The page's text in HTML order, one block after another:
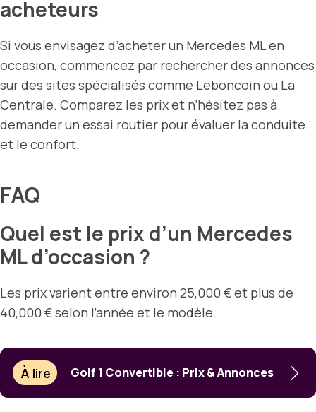
acheteurs
Si vous envisagez d’acheter un Mercedes ML en
occasion, commencez par rechercher des annonces
sur des sites spécialisés comme Leboncoin ou La
Centrale. Comparez les prix et n’hésitez pas à
demander un essai routier pour évaluer la conduite
et le confort.
FAQ
Quel est le prix d’un Mercedes
ML d’occasion ?
Les prix varient entre environ 25,000 € et plus de
40,000 € selon l’année et le modèle.
À lire Golf 1 Convertible : Prix & Annonces